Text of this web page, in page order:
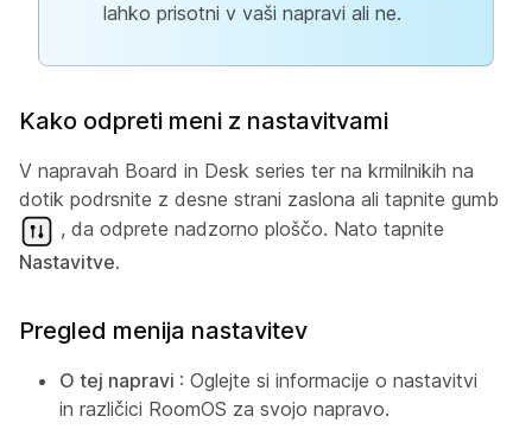
lahko prisotni v vaši napravi ali ne.
Kako odpreti meni z nastavitvami
V napravah Board in Desk series ter na krmilnikih na
dotik podrsnite z desne strani zaslona ali tapnite gumb
, da odprete nadzorno ploščo. Nato tapnite
Nastavitve.
Pregled menija nastavitev
O tej napravi : Oglejte si informacije o nastavitvi
in različici RoomOS za svojo napravo.